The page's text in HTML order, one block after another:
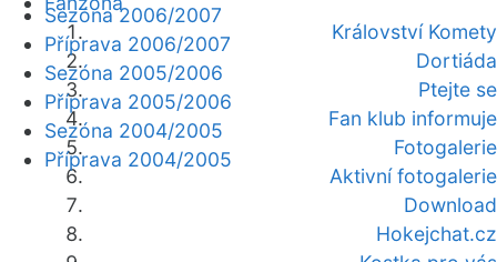
Království Komety
Dortiáda
Ptejte se
Fan klub informuje
Fotogalerie
Aktivní fotogalerie
Download
Hokejchat.cz
Sezóna 2006/2007
Příprava 2006/2007
Sezóna 2005/2006
Příprava 2005/2006
Sezóna 2004/2005
Příprava 2004/2005